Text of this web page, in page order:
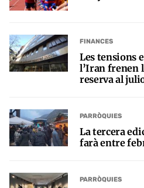
FINANCES
Les tensions
l’Iran frenen
reserva al
PARRÒQUIES
La tercera
farà entre
PARRÒQUIES